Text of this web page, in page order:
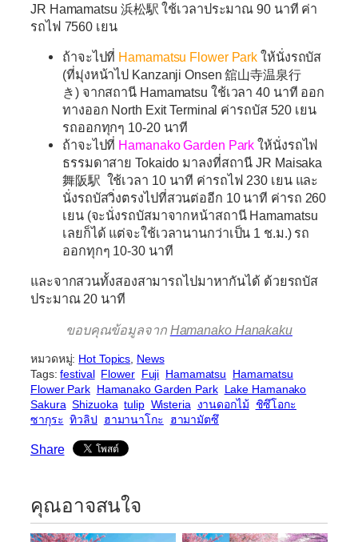
JR Hamamatsu 浜松駅 ใช้เวลาประมาณ 90 นาที ค่า
รถไฟ 7560 เยน
ถ้าจะไปที่ Hamamatsu Flower Park ให้นั่งรถบัส
(ที่มุ่งหน้าไป Kanzanji Onsen 舘山寺温泉行
き) จากสถานี Hamamatsu ใช้เวลา 40 นาที ออก
ทางออก North Exit Terminal ค่ารถบัส 520 เยน
รถออกทุกๆ 10-20 นาที
ถ้าจะไปที่ Hamanako Garden Park ให้นั่งรถไฟ
ธรรมดาสาย Tokaido มาลงที่สถานี JR Maisaka
舞阪駅 ใช้เวลา 10 นาที ค่ารถไฟ 230 เยน และ
นั่งรถบัสวิ่งตรงไปที่สวนต่ออีก 10 นาที ค่ารถ 260
เยน (จะนั่งรถบัสมาจากหน้าสถานี Hamamatsu
เลยก็ได้ แต่จะใช้เวลานานกว่าเป็น 1 ช.ม.) รถ
ออกทุกๆ 10-30 นาที
และจากสวนทั้งสองสามารถไปมาหากันได้ ด้วยรถบัส
ประมาณ 20 นาที
ขอบคุณข้อมูลจาก Hamanako Hanakaku
หมวดหมู่: Hot Topics News
Tags:festival Flower Fuji Hamamatsu
Hamamatsu
Flower Park Hamanako Garden Park Lake Hamanako
Sakura Shizuoka tulip Wisteria งานดอกไม้
ชิซึโอกะ
ซากุระ ทิวลิป ฮามานาโกะ ฮามามัตซึ
Share
คุณอาจสนใจ